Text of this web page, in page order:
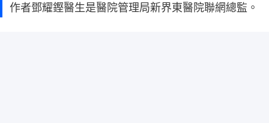
作者鄧耀鏗醫生是醫院管理局新界東醫院聯網總監。